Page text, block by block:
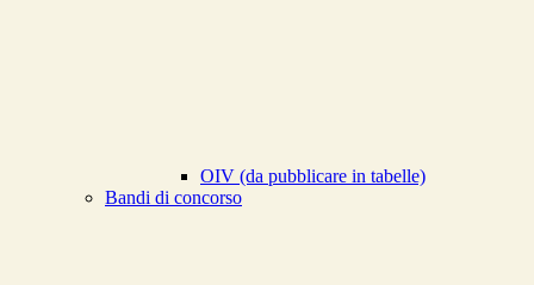
OIV (da pubblicare in tabelle)
Bandi di concorso